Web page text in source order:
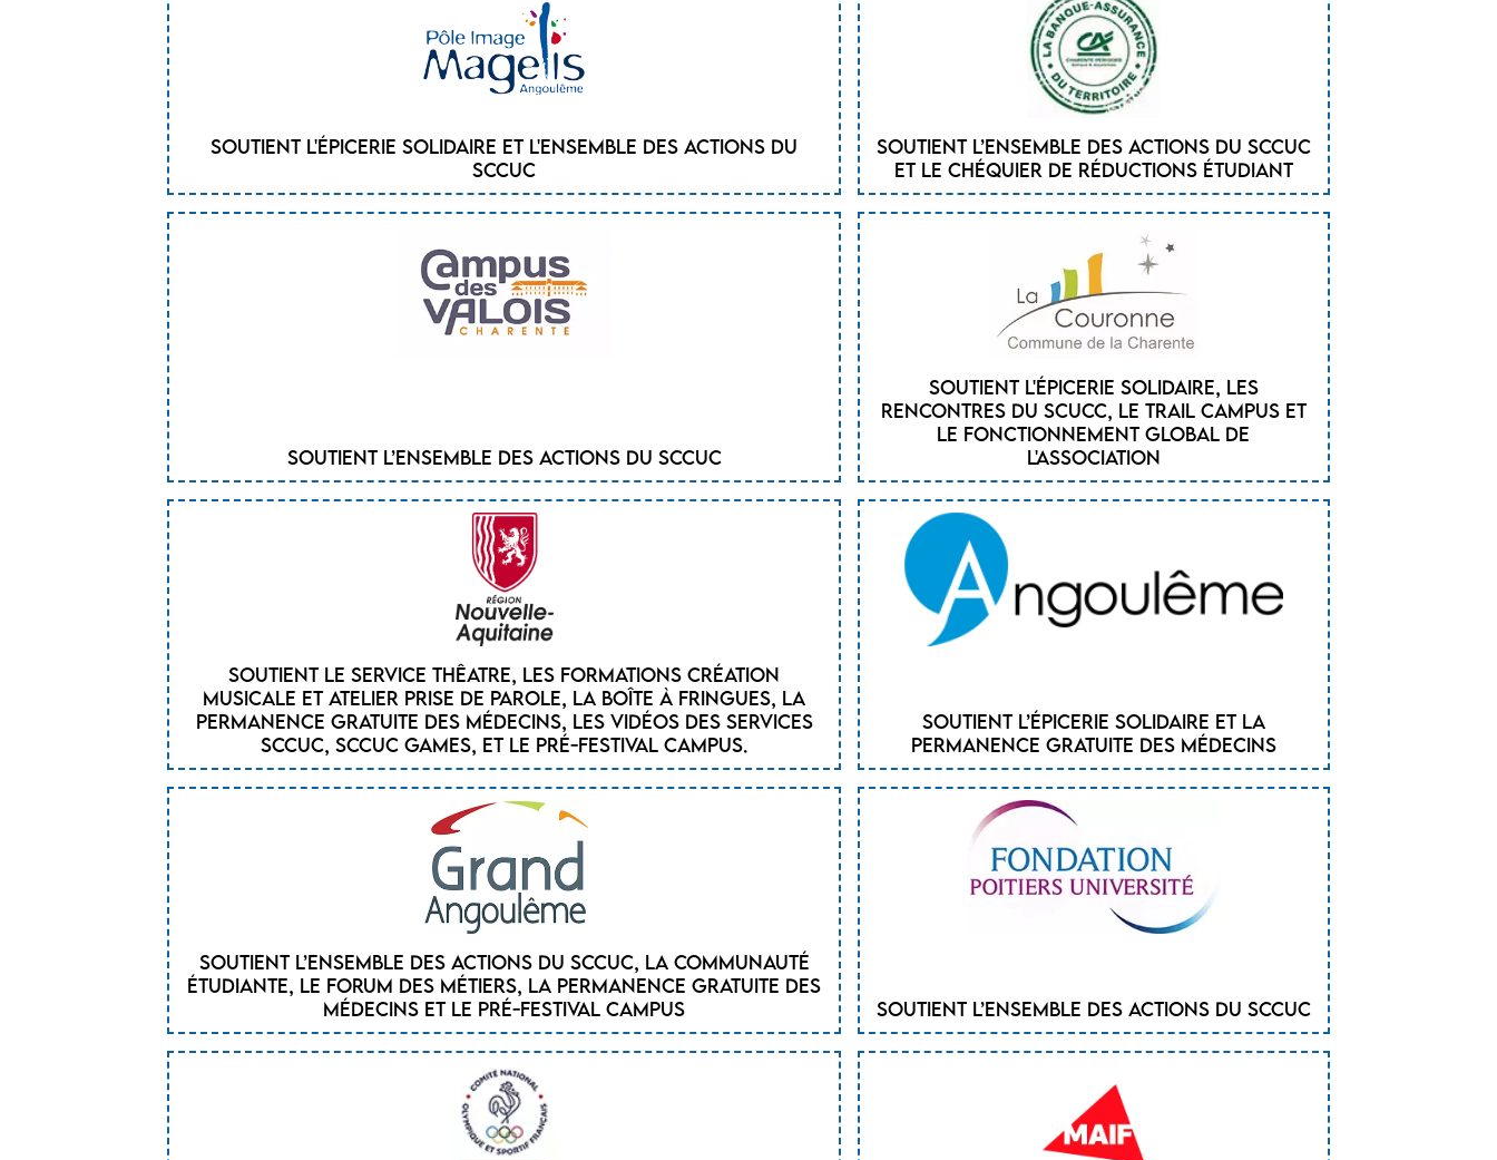
Soutient l'épicerie solidaire et l'ensemble des actions du
SCCUC
Soutient l’ensemble des actions du SCCUC
et le chéquier de réductions étudiant
Soutient l’ensemble des actions du SCCUC
Soutient l'épicerie solidaire, les
rencontres du SCUCC, le trail campus et
le fonctionnement global de
l'association
Soutient le service thêatre, les formations création
musicale et atelier prise de parole, la boîte à fringues, la
permanence gratuite des médecins, les vidéos des services
SCCUC, SCCUC Games, et le pré-festival campus.
Soutient l’épicerie solidaire et la
permanence gratuite des médecins
Soutient l’ensemble des actions du SCCUC, la communauté
étudiante, le forum des métiers, la permanence gratuite des
médecins et le pré-festival campus
Soutient l’ensemble des actions du SCCUC